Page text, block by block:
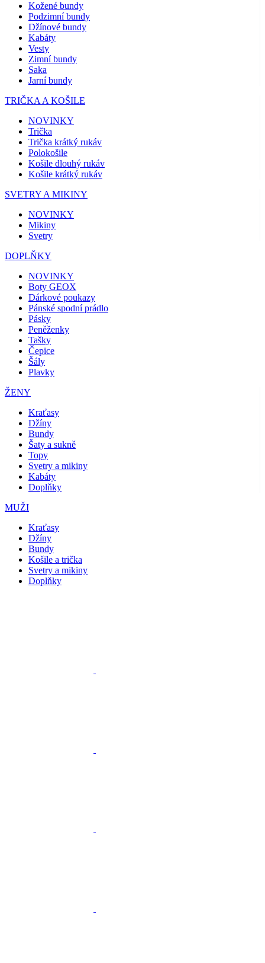
Kožené bundy
Podzimní bundy
Džínové bundy
Kabáty
Vesty
Zimní bundy
Saka
Jarní bundy
TRIČKA A KOŠILE
NOVINKY
Trička
Trička krátký rukáv
Polokošile
Košile dlouhý rukáv
Košile krátký rukáv
SVETRY A MIKINY
NOVINKY
Mikiny
Svetry
DOPLŇKY
NOVINKY
Boty GEOX
Dárkové poukazy
Pánské spodní prádlo
Pásky
Peněženky
Tašky
Čepice
Šály
Plavky
ŽENY
Kraťasy
Džíny
Bundy
Šaty a sukně
Topy
Svetry a mikiny
Kabáty
Doplňky
MUŽI
Kraťasy
Džíny
Bundy
Košile a trička
Svetry a mikiny
Doplňky